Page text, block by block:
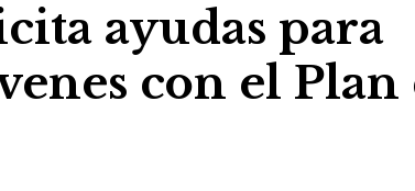
ayudas para
con el Plan